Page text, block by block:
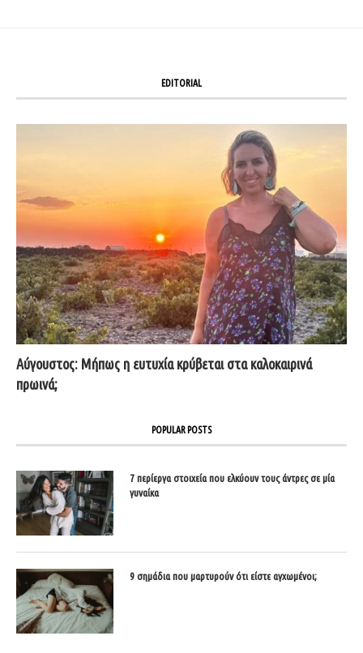
EDITORIAL
Αύγουστος: Μήπως η ευτυχία κρύβεται στα καλοκαιρινά
πρωινά;
POPULAR POSTS
7 περίεργα στοιχεία που ελκύουν τους άντρες σε μία
γυναίκα
9 σημάδια που μαρτυρούν ότι είστε αγχωμένοι;